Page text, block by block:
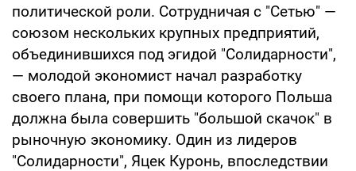
политической роли. Сотрудничая с "Сетью" —
союзом нескольких крупных предприятий,
объединившихся под эгидой "Солидарности",
— молодой экономист начал разработку
своего плана, при помощи которого Польша
должна была совершить "большой скачок" в
рыночную экономику. Один из лидеров
"Солидарности", Яцек Куронь, впоследствии